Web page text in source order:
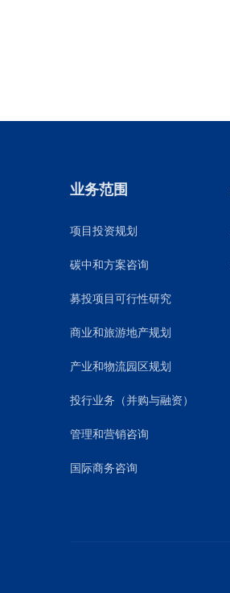
业务范围
项目投资规划
碳中和方案咨询
募投项目可行性研究
商业和旅游地产规划
产业和物流园区规划
投行业务（并购与融资）
管理和营销咨询
国际商务咨询